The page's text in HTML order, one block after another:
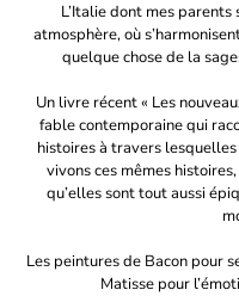
L’Italie dont mes parents
atmosphère, où
quelque chose de la
Un livre récent « Les
fable contemporaine qui
histoires à travers
vivons ces mêmes
qu’elles sont tout aussi
Les peintures de Bacon pour
Matisse pour